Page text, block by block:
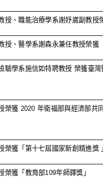
授、職能治療學系謝妤崴副教授
授、醫學系謝森永兼任教授榮獲
驗學系施信如特聘教授 榮獲臺灣
榮獲 2020年衛福部與經濟部共
榮獲「第十七屆國家新創精進獎
榮獲「教育部109年師鐸獎」